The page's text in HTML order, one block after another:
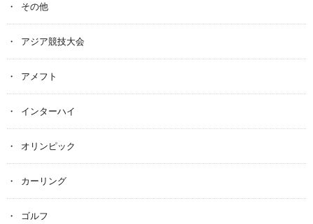
その他
アジア競技大会
アメフト
インターハイ
オリンピック
カーリング
ゴルフ